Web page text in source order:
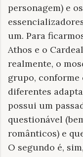
personagem) e
um. Para
Athos e o
realmente, o
grupo, conforme
diferentes
possui um
questionável
românticos) e
O segundo é,